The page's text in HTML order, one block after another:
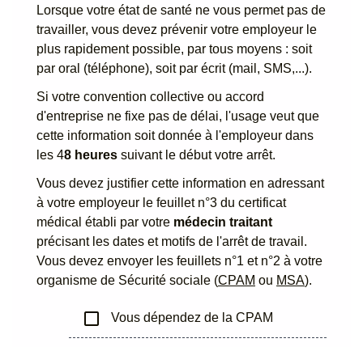
Lorsque votre état de santé ne vous permet pas de
travailler, vous devez prévenir votre employeur le
plus rapidement possible, par tous moyens : soit
par oral (téléphone), soit par écrit (mail, SMS,...).
Si votre convention collective ou accord
d'entreprise ne fixe pas de délai, l'usage veut que
cette information soit donnée à l'employeur dans
les 48 heures suivant le début votre arrêt.
Vous devez justifier cette information en adressant
à votre employeur le feuillet n°3 du certificat
médical établi par votre médecin traitant
précisant les dates et motifs de l'arrêt de travail.
Vous devez envoyer les feuillets n°1 et n°2 à votre
organisme de Sécurité sociale (CPAM ou MSA).
check_box_outline_blank Vous dépendez de la CPAM